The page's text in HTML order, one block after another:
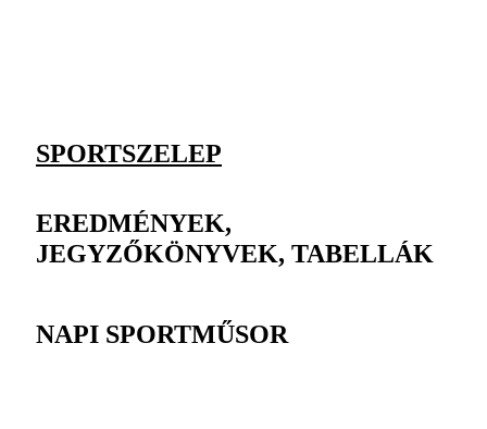
SPORTSZELEP
EREDMÉNYEK,
JEGYZŐKÖNYVEK, TABELLÁK
NAPI SPORTMŰSOR